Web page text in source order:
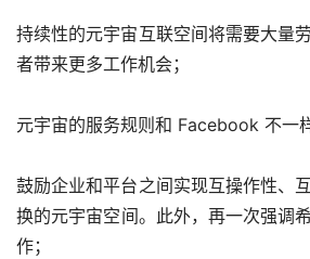
持续性的元宇宙互联空间将需要大量
者带来更多工作机会；
元宇宙的服务规则和 Facebook 不一样
鼓励企业和平台之间实现互操作性、
换的元宇宙空间。此外，再一次强调
作；